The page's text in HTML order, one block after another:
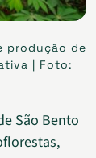
produção de
| Foto:
São Bento